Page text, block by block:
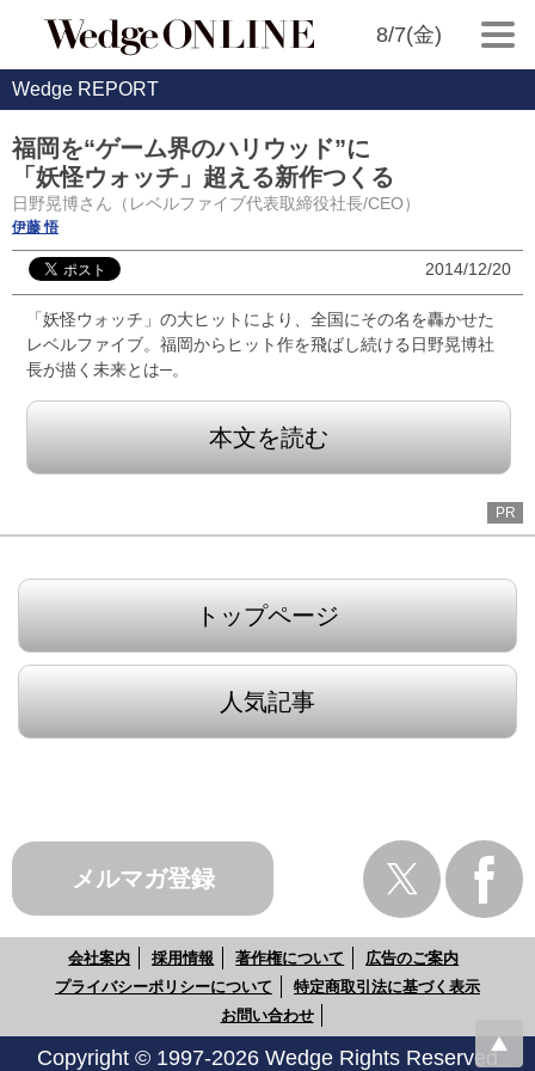
8/7(金)
Wedge REPORT
福岡を“ゲーム界のハリウッド”に
「妖怪ウォッチ」超える新作つくる
日野晃博さん（レベルファイブ代表取締役社長/CEO）
伊藤 悟
2014/12/20
「妖怪ウォッチ」の大ヒットにより、全国にその名を轟かせた
レベルファイブ。福岡からヒット作を飛ばし続ける日野晃博社
長が描く未来とは─。
本文を読む
PR
トップページ
人気記事
メルマガ登録
会社案内 採用情報 著作権について
広告のご案内
プライバシーポリシーについて
特定商取引法に基づく表示
お問い合わせ
Copyright © 1997-2026 Wedge Rights Reserved